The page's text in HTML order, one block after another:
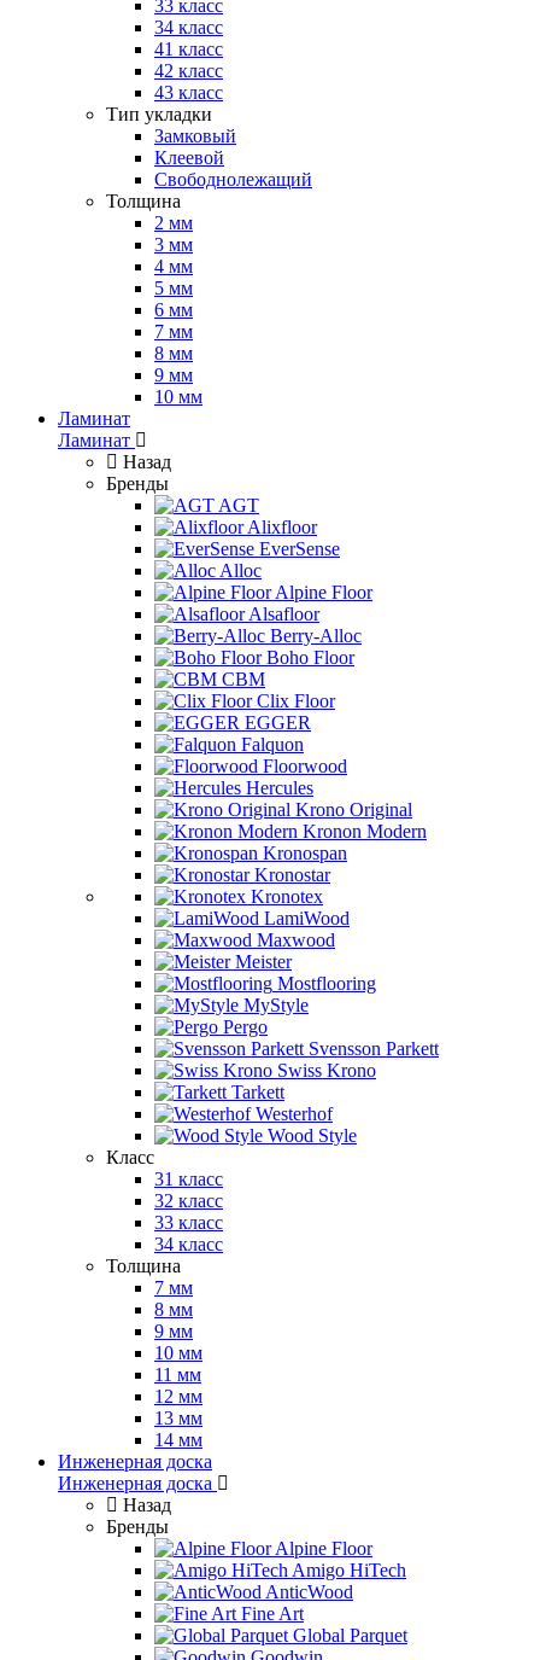
33 класс
34 класс
41 класс
42 класс
43 класс
Тип укладки
Замковый
Клеевой
Свободнолежащий
Толщина
2 мм
3 мм
4 мм
5 мм
6 мм
7 мм
8 мм
9 мм
10 мм
Ламинат
Ламинат
Назад
Бренды
AGT
Alixfloor
EverSense
Alloc
Alpine Floor
Alsafloor
Berry-Alloc
Boho Floor
CBM
Clix Floor
EGGER
Falquon
Floorwood
Hercules
Krono Original
Kronon Modern
Kronospan
Kronostar
Kronotex
LamiWood
Maxwood
Meister
Mostflooring
MyStyle
Pergo
Svensson Parkett
Swiss Krono
Tarkett
Westerhof
Wood Style
Класс
31 класс
32 класс
33 класс
34 класс
Толщина
7 мм
8 мм
9 мм
10 мм
11 мм
12 мм
13 мм
14 мм
Инженерная доска
Инженерная доска
Назад
Бренды
Alpine Floor
Amigo HiTech
AnticWood
Fine Art
Global Parquet